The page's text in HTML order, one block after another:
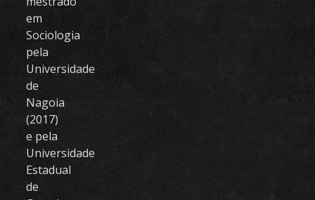
em
Sociologia
pela
Universidade
de
Nagoia
(2017)
e pela
Universidade
Estadual
de